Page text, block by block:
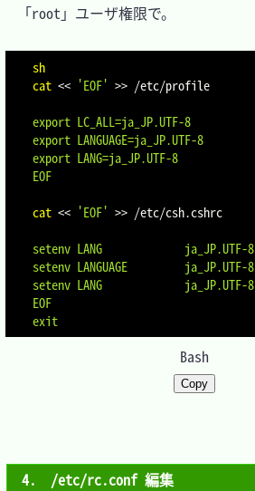
「root」ユーザ権限で。
sh
cat << 'EOF' >> /etc/profile
export LC_ALL=ja_JP.UTF-8
export LANGUAGE=ja_JP.UTF-8
export LANG=ja_JP.UTF-8
EOF
cat << 'EOF' >> /etc/csh.cshrc
setenv LANG             ja_JP.UTF-8
setenv LANGUAGE         ja_JP.UTF-8
setenv LANG             ja_JP.UTF-8
EOF
exit
Bash
Copy
4.　/etc/rc.conf 編集